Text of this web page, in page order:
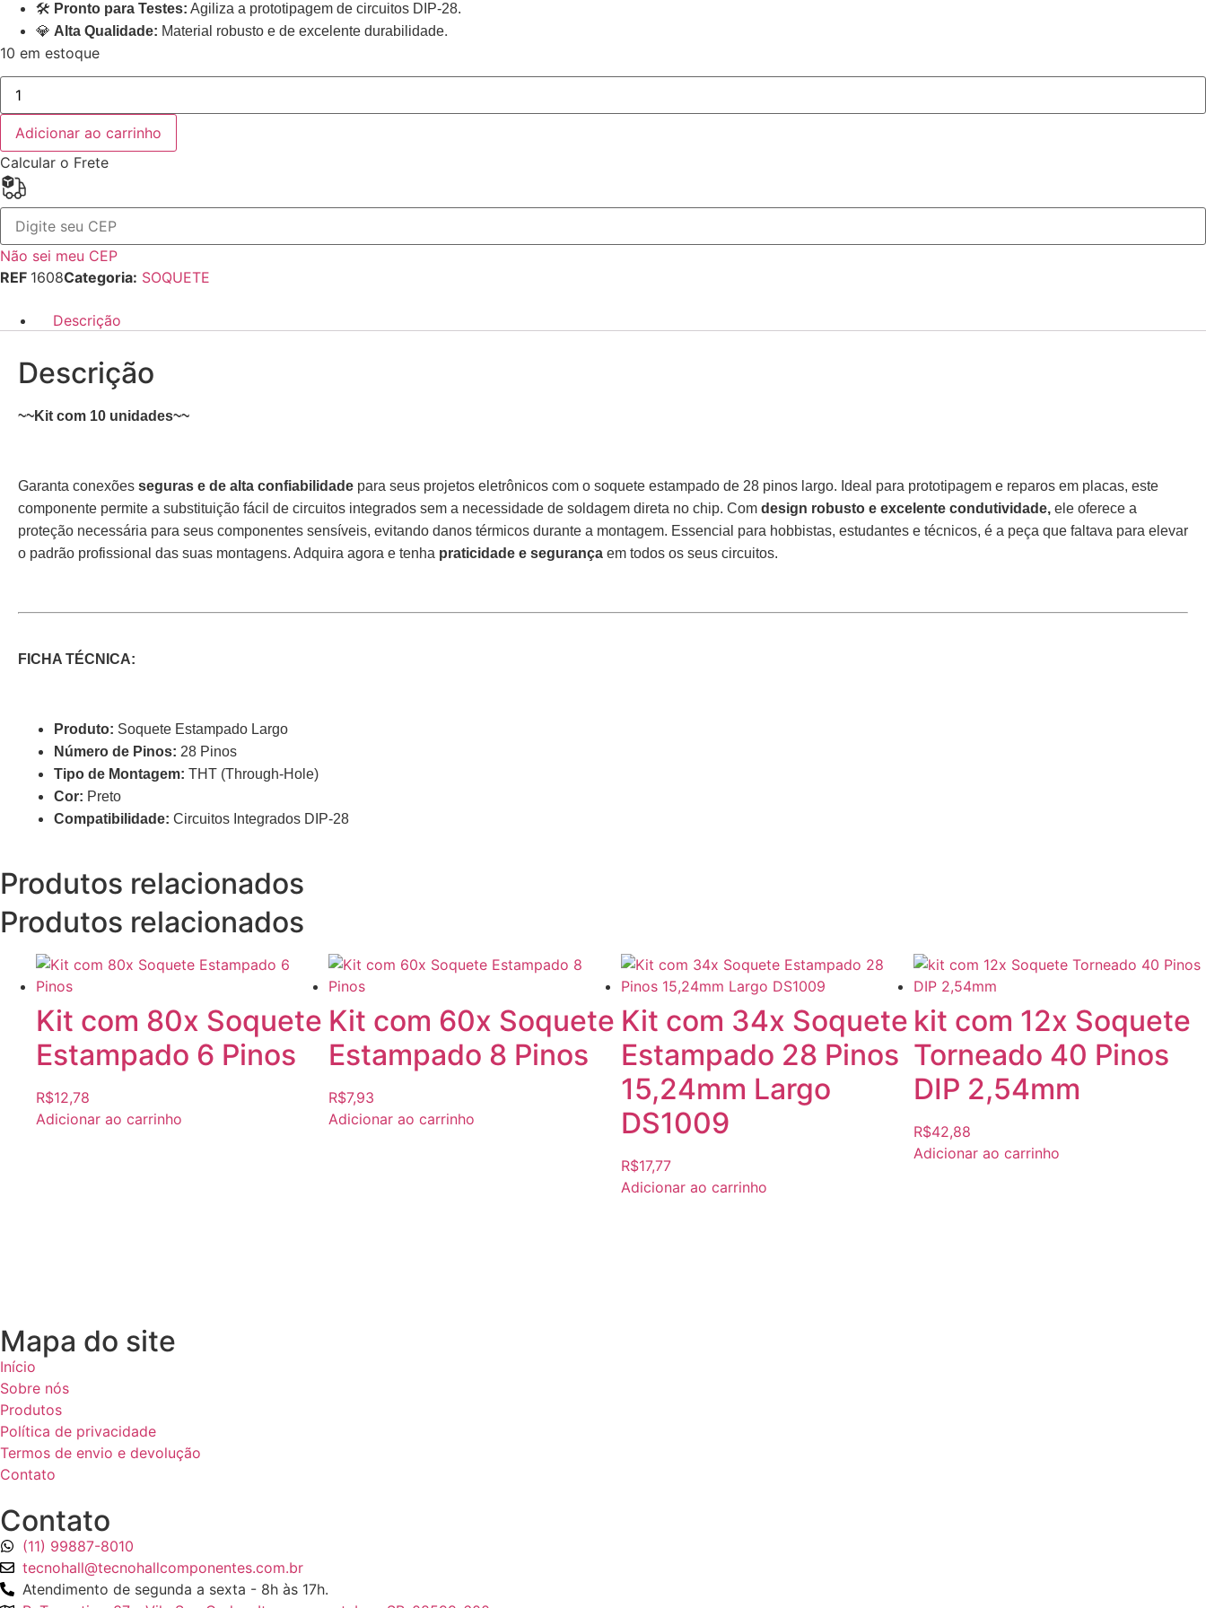
🛠️ Pronto para Testes: Agiliza a prototipagem de circuitos DIP-28.
💎 Alta Qualidade: Material robusto e de excelente durabilidade.
10 em estoque
Adicionar ao carrinho
Calcular o Frete
Não sei meu CEP
REF 1608Categoria: SOQUETE
Descrição
Descrição
~~Kit com 10 unidades~~
Garanta conexões seguras e de alta confiabilidade para seus projetos eletrônicos com o soquete estampado de 28 pinos largo. Ideal para prototipagem e reparos em placas, este
componente permite a substituição fácil de circuitos integrados sem a necessidade de soldagem direta no chip. Com design robusto e excelente condutividade, ele oferece a
proteção necessária para seus componentes sensíveis, evitando danos térmicos durante a montagem. Essencial para hobbistas, estudantes e técnicos, é a peça que faltava para elevar
o padrão profissional das suas montagens. Adquira agora e tenha praticidade e segurança em todos os seus circuitos.
FICHA TÉCNICA:
Produto: Soquete Estampado Largo
Número de Pinos: 28 Pinos
Tipo de Montagem: THT (Through-Hole)
Cor: Preto
Compatibilidade: Circuitos Integrados DIP-28
Produtos relacionados
Produtos relacionados
Kit com 80x Soquete
Estampado 6 Pinos
R$12,78
Adicionar ao carrinho
Kit com 60x Soquete
Estampado 8 Pinos
R$7,93
Adicionar ao carrinho
Kit com 34x Soquete
Estampado 28 Pinos
15,24mm Largo
DS1009
R$17,77
Adicionar ao carrinho
kit com 12x Soquete
Torneado 40 Pinos
DIP 2,54mm
R$42,88
Adicionar ao carrinho
Mapa do site
Início
Sobre nós
Produtos
Política de privacidade
Termos de envio e devolução
Contato
Contato
(11) 99887-8010
tecnohall@tecnohallcomponentes.com.br
Atendimento de segunda a sexta - 8h às 17h.